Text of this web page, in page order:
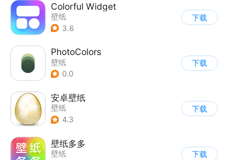
Colorful Widget
壁纸
3.6
下载
PhotoColors
壁纸
0.0
下载
安卓壁纸
壁纸
4.3
下载
壁纸多多
壁纸
下载